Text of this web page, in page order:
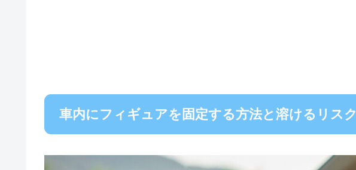
車内にフィギュアを固定する方法と溶けるリスク